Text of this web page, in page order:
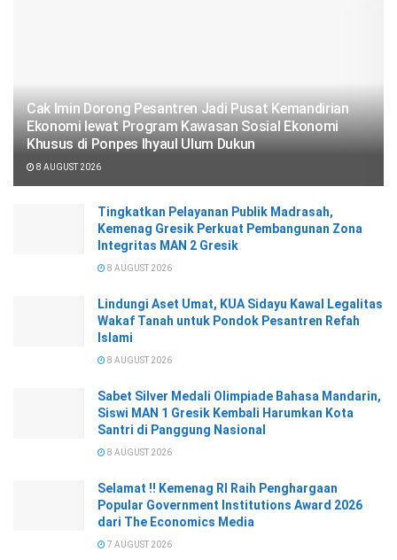
Cak Imin Dorong Pesantren Jadi Pusat Kemandirian
Ekonomi lewat Program Kawasan Sosial Ekonomi
Khusus di Ponpes Ihyaul Ulum Dukun
8 AUGUST 2026
Tingkatkan Pelayanan Publik Madrasah,
Kemenag Gresik Perkuat Pembangunan Zona
Integritas MAN 2 Gresik
8 AUGUST 2026
Lindungi Aset Umat, KUA Sidayu Kawal Legalitas
Wakaf Tanah untuk Pondok Pesantren Refah
Islami
8 AUGUST 2026
Sabet Silver Medali Olimpiade Bahasa Mandarin,
Siswi MAN 1 Gresik Kembali Harumkan Kota
Santri di Panggung Nasional
8 AUGUST 2026
Selamat !! Kemenag RI Raih Penghargaan
Popular Government Institutions Award 2026
dari The Economics Media
7 AUGUST 2026